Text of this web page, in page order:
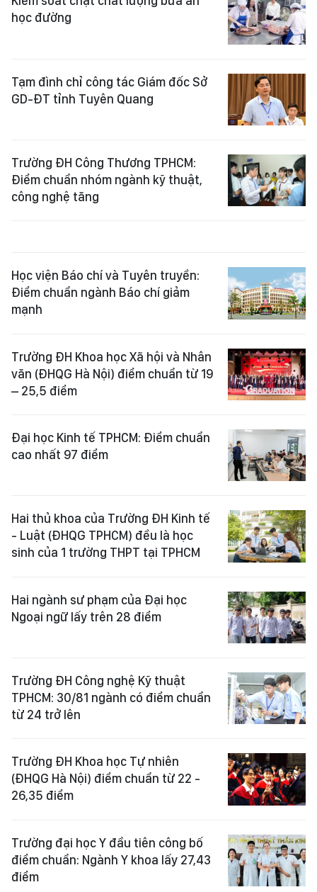
học đường
Tạm đình chỉ công tác Giám đốc Sở
GD-ĐT tỉnh Tuyên Quang
Trường ĐH Công Thương TPHCM:
Điểm chuẩn nhóm ngành kỹ thuật,
công nghệ tăng
Học viện Báo chí và Tuyên truyền:
Điểm chuẩn ngành Báo chí giảm
mạnh
Trường ĐH Khoa học Xã hội và Nhân
văn (ĐHQG Hà Nội) điểm chuẩn từ 19
– 25,5 điểm
Đại học Kinh tế TPHCM: Điểm chuẩn
cao nhất 97 điểm
Hai thủ khoa của Trường ĐH Kinh tế
- Luật (ĐHQG TPHCM) đều là học
sinh của 1 trường THPT tại TPHCM
Hai ngành sư phạm của Đại học
Ngoại ngữ lấy trên 28 điểm
Trường ĐH Công nghệ Kỹ thuật
TPHCM: 30/81 ngành có điểm chuẩn
từ 24 trở lên
Trường ĐH Khoa học Tự nhiên
(ĐHQG Hà Nội) điểm chuẩn từ 22 -
26,35 điểm
Trường đại học Y đầu tiên công bố
điểm chuẩn: Ngành Y khoa lấy 27,43
điểm